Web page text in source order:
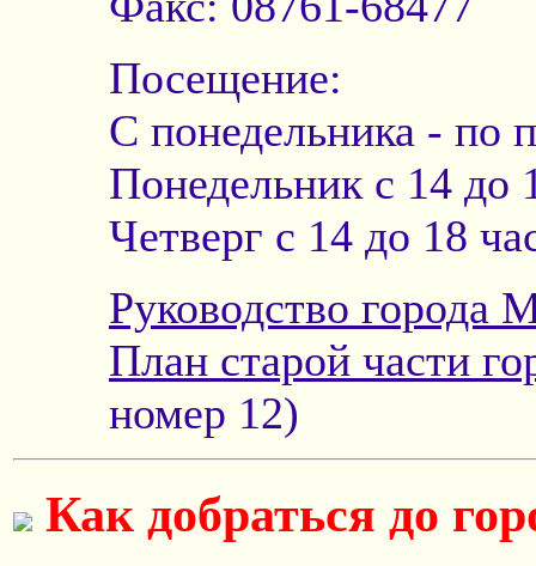
Посещение:
С понедельника - по
Понедельник с 14 до
Четверг с 14 до 18
Руководство города
План старой части
номер 12)
Как добраться до